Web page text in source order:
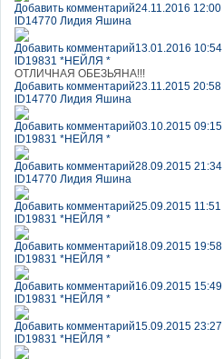
Добавить комментарий24.11.2016 12:00
ID14770 Лидия Яшина
Добавить комментарий13.01.2016 10:54
ID19831 *НЕЙЛЯ *
ОТЛИЧНАЯ ОБЕЗЬЯНА!!!
Добавить комментарий23.11.2015 20:58
ID14770 Лидия Яшина
Добавить комментарий03.10.2015 09:15
ID19831 *НЕЙЛЯ *
Добавить комментарий28.09.2015 21:34
ID14770 Лидия Яшина
Добавить комментарий25.09.2015 11:51
ID19831 *НЕЙЛЯ *
Добавить комментарий18.09.2015 19:58
ID19831 *НЕЙЛЯ *
Добавить комментарий16.09.2015 15:49
ID19831 *НЕЙЛЯ *
Добавить комментарий15.09.2015 23:27
ID19831 *НЕЙЛЯ *